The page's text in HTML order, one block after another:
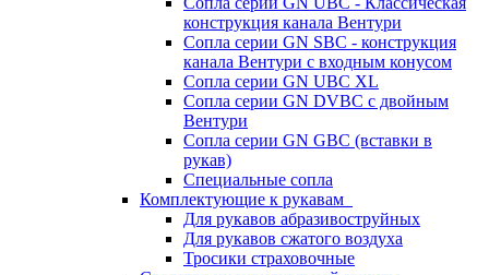
конструкция канала Вентури
Сопла серии GN SBC - конструкция
канала Вентури c входным конусом
Сопла серии GN UBC XL
Сопла серии GN DVBC с двойным
Вентури
Сопла серии GN GBC (вставки в
рукав)
Специальные сопла
Комплектующие к рукавам
Для рукавов абразивоструйных
Для рукавов сжатого воздуха
Тросики страховочные